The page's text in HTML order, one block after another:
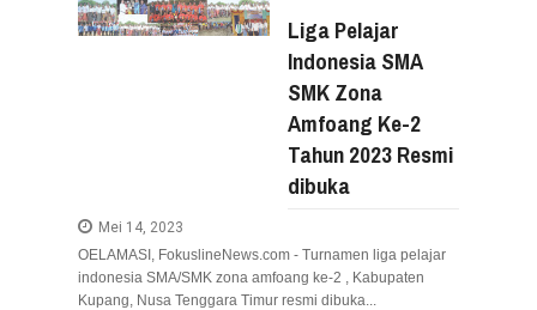
RESES DI SMK NEGERI 1 TONDANO,
Aug 04, 2026
GERAK CEPAT PEMPROV SULUT
Aug 04, 2026
RESES IRENE GOLDA PINONTOAN
Aug 04, 2026
RESES II 2026, EUGENIE MANTIRI
Aug 03, 2026
Liga Pelajar
Indonesia SMA
SMK Zona
Amfoang Ke-2
Tahun 2023 Resmi
dibuka
Mei 14, 2023
OELAMASI, FokuslineNews.com - Turnamen liga pelajar
indonesia SMA/SMK zona amfoang ke-2 , Kabupaten
Kupang, Nusa Tenggara Timur resmi dibuka...